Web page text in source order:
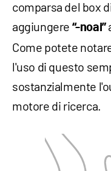
comparsa del box
aggiungere “-noai”
Come potete
l'uso di questo
sostanzialmente
motore di ricerca.